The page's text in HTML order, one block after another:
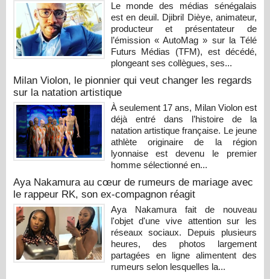
Le monde des médias sénégalais
est en deuil. Djibril Dièye, animateur,
producteur et présentateur de
l’émission « AutoMag » sur la Télé
Futurs Médias (TFM), est décédé,
plongeant ses collègues, ses...
Milan Violon, le pionnier qui veut changer les regards
sur la natation artistique
À seulement 17 ans, Milan Violon est
déjà entré dans l’histoire de la
natation artistique française. Le jeune
athlète originaire de la région
lyonnaise est devenu le premier
homme sélectionné en...
Aya Nakamura au cœur de rumeurs de mariage avec
le rappeur RK, son ex-compagnon réagit
Aya Nakamura fait de nouveau
l'objet d'une vive attention sur les
réseaux sociaux. Depuis plusieurs
heures, des photos largement
partagées en ligne alimentent des
rumeurs selon lesquelles la...